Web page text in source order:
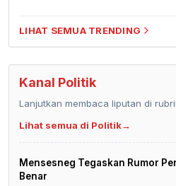
LIHAT SEMUA TRENDING
Kanal Politik
Lanjutkan membaca liputan di
Lihat semua di Politik→
Mensesneg Tegaskan Rumor
Benar